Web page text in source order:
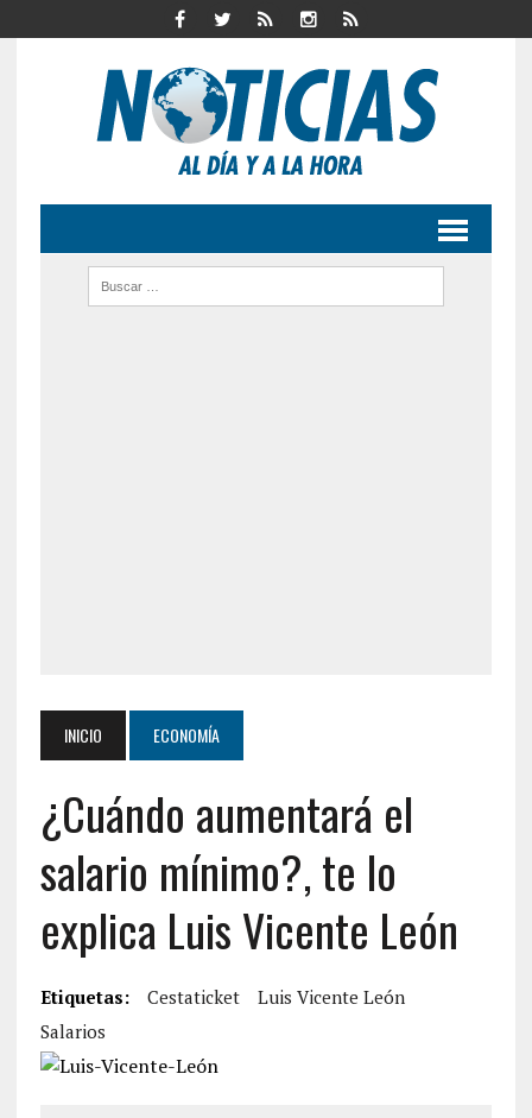
INICIO ECONOMÍA
¿Cuándo aumentará el
salario mínimo?, te lo
explica Luis Vicente León
Etiquetas: Cestaticket
Luis Vicente León
Salarios